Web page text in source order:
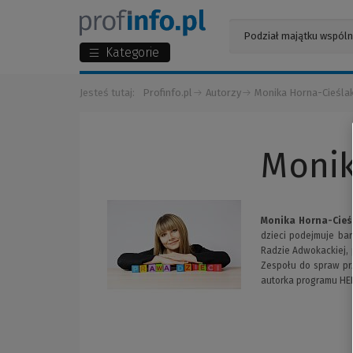
Kategorie
Jesteś tutaj: Profinfo.pl Autorzy Monika Horna-
Monika Horna-
dzieci podejmuje
Radzie Adwokackiej,
Zespołu do spraw
autorka programu